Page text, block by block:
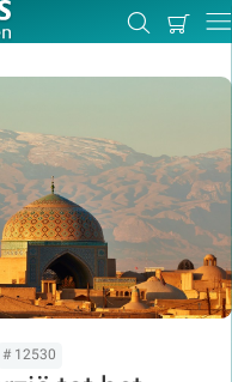
Zoeken
Mijn
# 12530